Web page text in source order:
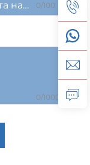
0/100
0/1000